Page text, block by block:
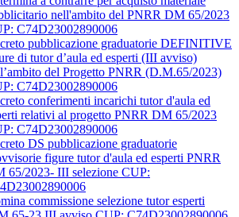
nell'ambito del PNRR DM 65/2023
C74D23002890006
pubblicazione graduatorie DEFINITIVE
di tutor d’aula ed esperti (III avviso)
del Progetto PNRR (D.M.65/2023)
C74D23002890006
conferimenti incarichi tutor d'aula ed
relativi al progetto PNRR DM 65/2023
C74D23002890006
DS pubblicazione graduatorie
figure tutor d'aula ed esperti PNRR
65/2023- III selezione CUP:
commissione selezione tutor esperti